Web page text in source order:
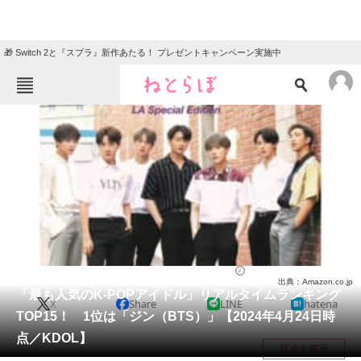
🎁 Switch 2と『スプラ』新作あたる！ プレゼントキャンペーン実施中
ねとらぼメニュー
ニュース
エンタメ クイズ
地域
教育・育児
リサーチ
会員記事
メディア
「最も人気のK-POPアイドル」リアルタイムランキング
TOP15！ 1位は「ジン（BTS）」【2024年4月24日時
点／KDOL】
出典：Amazon.co.jp
X Share LINE hatena
目次を表示